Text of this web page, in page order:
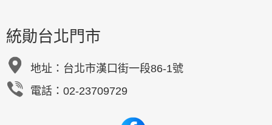
統勛台北門市
地址： 台北市漢口街一段86-1號
電話：02-23709729